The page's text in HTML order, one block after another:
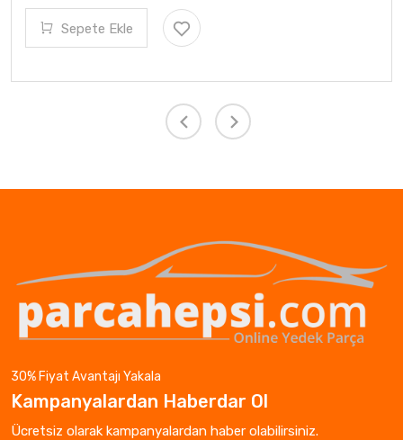
Sepete Ekle
30% Fiyat Avantajı Yakala
Kampanyalardan Haberdar Ol
Ücretsiz olarak kampanyalardan haber olabilirsiniz.